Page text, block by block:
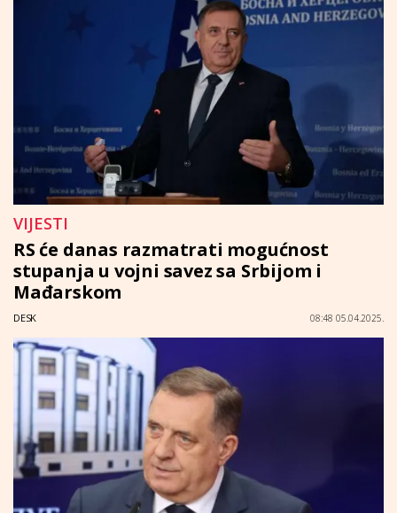
VIJESTI
RS će danas razmatrati mogućnost
stupanja u vojni savez sa Srbijom i
Mađarskom
DESK 08:48 05.04.2025.